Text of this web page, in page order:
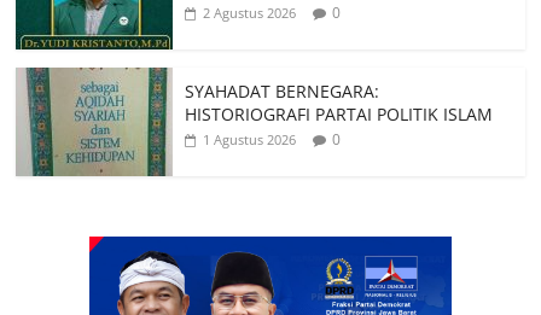
2 Agustus 2026 0
SYAHADAT BERNEGARA:
HISTORIOGRAFI PARTAI POLITIK ISLAM
1 Agustus 2026 0